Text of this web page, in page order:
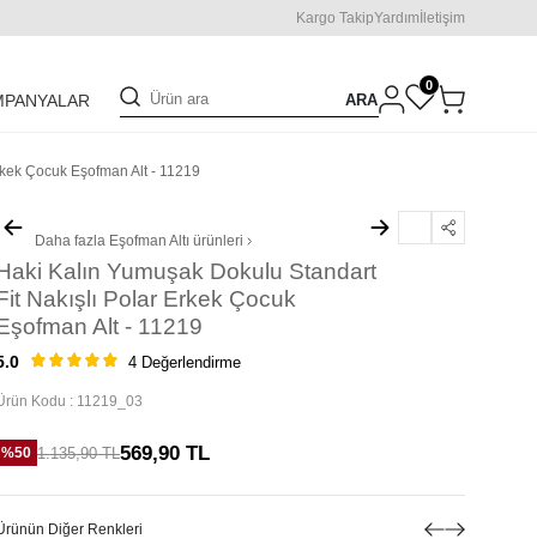
Kargo TakipYardım İletişim
ARA
0
Çocuk Eşofman Alt - 11219
Daha fazla Eşofman Altı ürünleri
Kalın Yumuşak Dokulu Standart
Nakışlı Polar Erkek Çocuk
Alt - 11219
4 Değerlendirme
Kodu : 11219_03
%50 1.135,90TL569,90 TL
Diğer Renkleri